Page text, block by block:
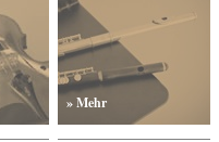
» Mehr